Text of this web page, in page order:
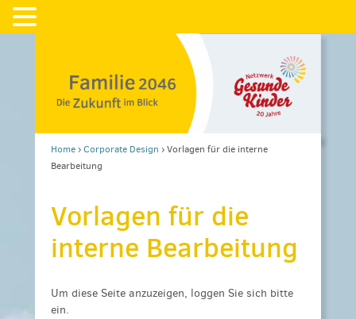
Home›Corporate Design ›Vorlagen für die interne
Bearbeitung
Vorlagen für die
interne Bearbeitung
Um diese Seite anzuzeigen, loggen Sie sich bitte
ein.